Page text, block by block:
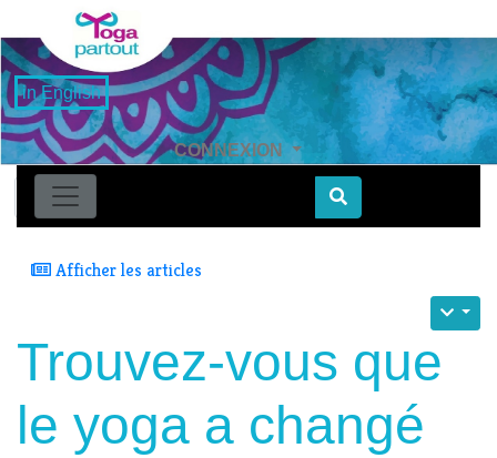
in English
CONNEXION
Find
Afficher les articles
Trouvez-vous que
le yoga a changé